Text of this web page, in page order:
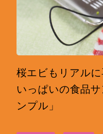
桜エビもリアル
いっぱいの食品
ンプル」